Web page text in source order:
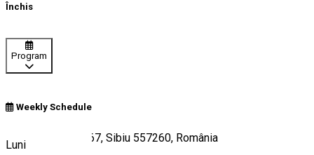
Închis
Program
Weekly Schedule
Luni
Calea Dumbrăvii 67, Sibiu 557260, România